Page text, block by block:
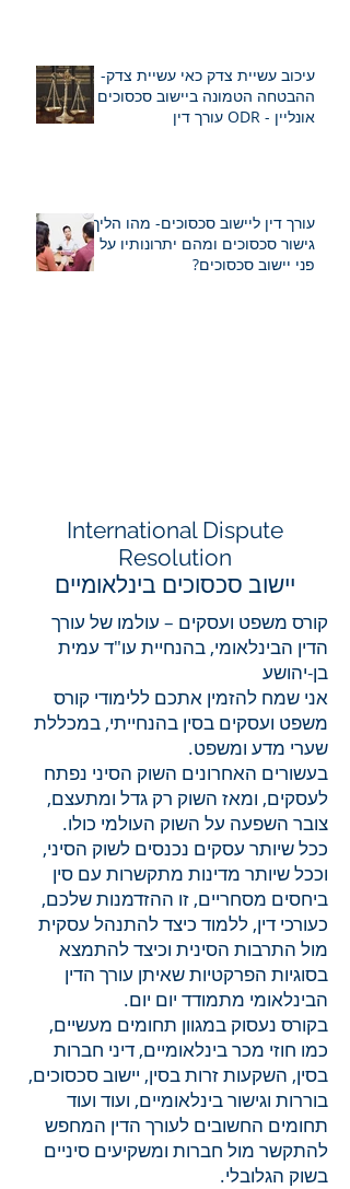
עיכוב עשיית צדק כאי עשיית צדק-
ההבטחה הטמונה ביישוב סכסוכים
אונליין - ODR עורך דין
עורך דין ליישוב סכסוכים- מהו הליך
גישור סכסוכים ומהם יתרונותיו על
פני יישוב סכסוכים?
International Dispute
Resolution
יישוב סכסוכים בינלאומיים
קורס משפט ועסקים – עולמו של עורך
הדין הבינלאומי, בהנחיית עו"ד עמית
בן-יהושע
אני שמח להזמין אתכם ללימודי קורס
משפט ועסקים בסין בהנחייתי, במכללת
שערי מדע ומשפט.
בעשורים האחרונים השוק הסיני נפתח
לעסקים, ומאז השוק רק גדל ומתעצם,
צובר השפעה על השוק העולמי כולו.
ככל שיותר עסקים נכנסים לשוק הסיני,
וככל שיותר מדינות מתקשרות עם סין
ביחסים מסחריים, זו ההזדמנות שלכם,
כעורכי דין, ללמוד כיצד להתנהל עסקית
מול התרבות הסינית וכיצד להתמצא
בסוגיות הפרקטיות שאיתן עורך הדין
הבינלאומי מתמודד יום יום.
בקורס נעסוק במגוון תחומים מעשיים,
כמו חוזי מכר בינלאומיים, דיני חברות
בסין, השקעות זרות בסין, יישוב סכסוכים,
בוררות וגישור בינלאומיים, ועוד ועוד
תחומים החשובים לעורך הדין המחפש
להתקשר מול חברות ומשקיעים סיניים
בשוק הגלובלי.